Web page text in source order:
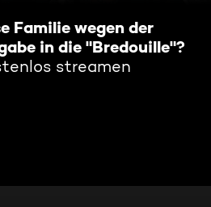
Familie wegen der
in die "Bredouille"?
streamen